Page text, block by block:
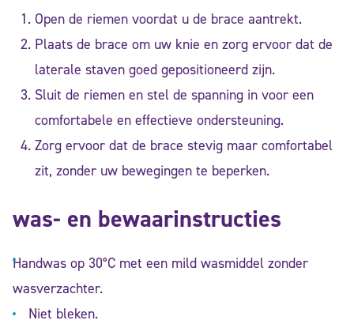
Open de riemen voordat u de brace aantrekt.
Plaats de brace om uw knie en zorg ervoor dat de
laterale staven goed gepositioneerd zijn.
Sluit de riemen en stel de spanning in voor een
comfortabele en effectieve ondersteuning.
Zorg ervoor dat de brace stevig maar comfortabel
zit, zonder uw bewegingen te beperken.
was- en bewaarinstructies
Handwas op 30°C met een mild wasmiddel zonder
wasverzachter.
Niet bleken.